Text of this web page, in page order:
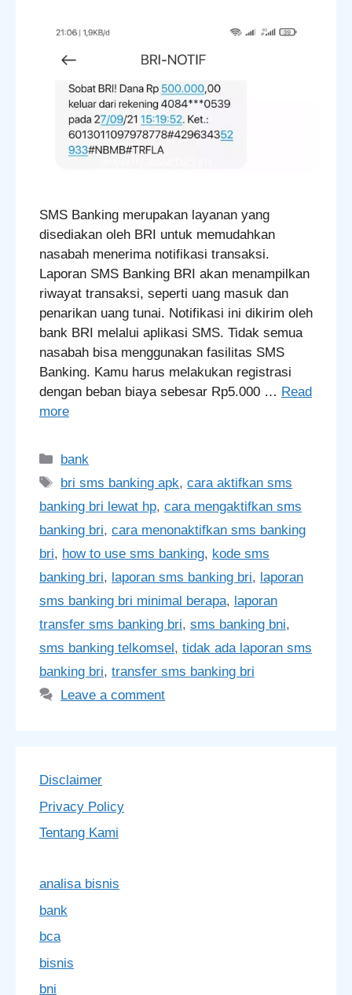
SMS Banking merupakan layanan yang
disediakan oleh BRI untuk memudahkan
nasabah menerima notifikasi transaksi.
Laporan SMS Banking BRI akan menampilkan
riwayat transaksi, seperti uang masuk dan
penarikan uang tunai. Notifikasi ini dikirim oleh
bank BRI melalui aplikasi SMS. Tidak semua
nasabah bisa menggunakan fasilitas SMS
Banking. Kamu harus melakukan registrasi
dengan beban biaya sebesar Rp5.000 … Read
more
Categories
bank
Tags
bri sms banking apk,cara aktifkan sms
banking bri lewat hp, cara mengaktifkan sms
banking bri, cara menonaktifkan sms banking
bri, how to use sms banking, kode sms
banking bri, laporan sms banking bri, laporan
sms banking bri minimal berapa, laporan
transfer sms banking bri, sms banking bni,
sms banking telkomsel , tidak ada laporan sms
banking bri, transfer sms banking bri
Leave a comment
Disclaimer
Privacy Policy
Tentang Kami
analisa bisnis
bank
bca
bisnis
bni